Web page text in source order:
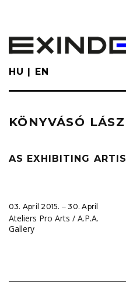
main
content
HU EN
KÖNYVÁSÓ
AS EXHIBITING
03. April 2015. ‒ 30. April
Ateliers Pro Arts / A.P.A.
Gallery